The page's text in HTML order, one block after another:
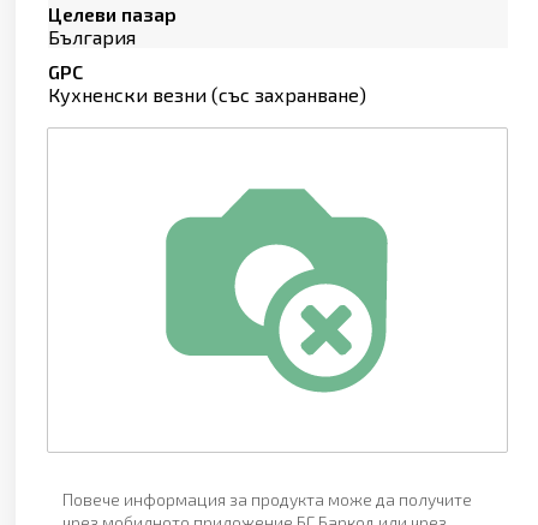
Целеви пазар
България
GPC
Кухненски везни (със захранване)
Повече информация за продукта може да получите